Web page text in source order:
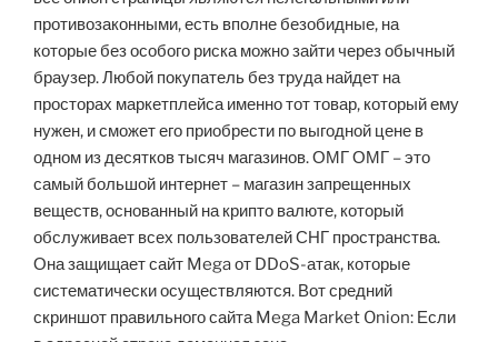
противозаконными, есть вполне безобидные, на
которые без особого риска можно зайти через обычный
браузер. Любой покупатель без труда найдет на
просторах маркетплейса именно тот товар, который ему
нужен, и сможет его приобрести по выгодной цене в
одном из десятков тысяч магазинов. ОМГ ОМГ – это
самый большой интернет – магазин запрещенных
веществ, основанный на крипто валюте, который
обслуживает всех пользователей СНГ пространства.
Она защищает сайт Mega от DDoS-атак, которые
систематически осуществляются. Вот средний
скриншот правильного сайта Mega Market Onion: Если